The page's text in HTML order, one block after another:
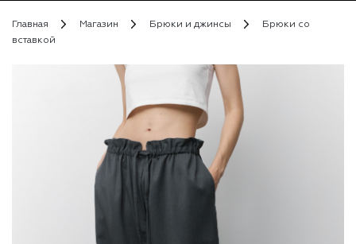
Главная Магазин Брюки и джинсы
Брюки со
вставкой